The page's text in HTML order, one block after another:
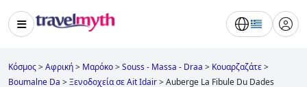
Κόσμος>Αφρική> Μαρόκο>Souss - Massa - Draa > Κουαρζαζάτε>
Boumalne Da >Ξενοδοχεία σε Ait Idair>Auberge La Fibule Du Dades